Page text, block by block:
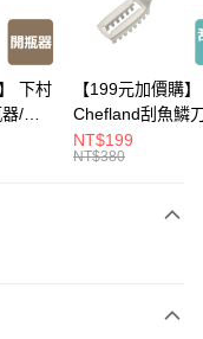
即使用無須另外申請。
自動跳轉到大哥付的交易
易確認頁面所載為準。
下村
/開
理道
【199元加價購】
Chefland刮魚鱗
魚鱗器/廚房用品/
道具/任二件8折
NT$199
NT$380